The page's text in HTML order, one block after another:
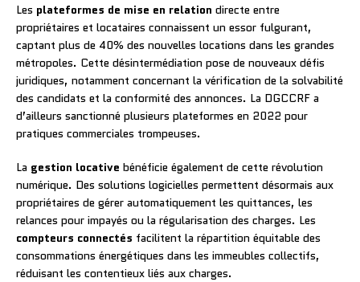
Les plateformes de mise en relation directe entre
propriétaires et locataires connaissent un essor fulgurant,
captant plus de 40% des nouvelles locations dans les grandes
métropoles. Cette désintermédiation pose de nouveaux défis
juridiques, notamment concernant la vérification de la solvabilité
des candidats et la conformité des annonces. La DGCCRF a
d’ailleurs sanctionné plusieurs plateformes en 2022 pour
pratiques commerciales trompeuses.
La gestion locative bénéficie également de cette révolution
numérique. Des solutions logicielles permettent désormais aux
propriétaires de gérer automatiquement les quittances, les
relances pour impayés ou la régularisation des charges. Les
compteurs connectés facilitent la répartition équitable des
consommations énergétiques dans les immeubles collectifs,
réduisant les contentieux liés aux charges.